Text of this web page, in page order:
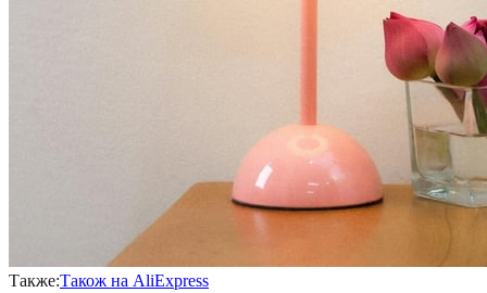
Также:Також на AliExpress